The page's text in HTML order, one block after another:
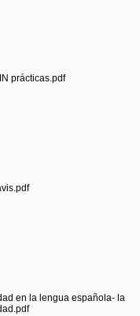
prácticas.pdf
en la lengua española- la